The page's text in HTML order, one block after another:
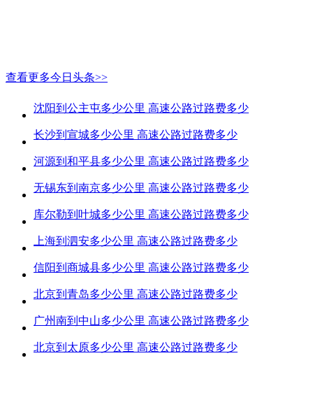
查看更多今日头条>>
沈阳到公主屯多少公里 高速公路过路费多少
长沙到宣城多少公里 高速公路过路费多少
河源到和平县多少公里 高速公路过路费多少
无锡东到南京多少公里 高速公路过路费多少
库尔勒到叶城多少公里 高速公路过路费多少
上海到泗安多少公里 高速公路过路费多少
信阳到商城县多少公里 高速公路过路费多少
北京到青岛多少公里 高速公路过路费多少
广州南到中山多少公里 高速公路过路费多少
北京到太原多少公里 高速公路过路费多少